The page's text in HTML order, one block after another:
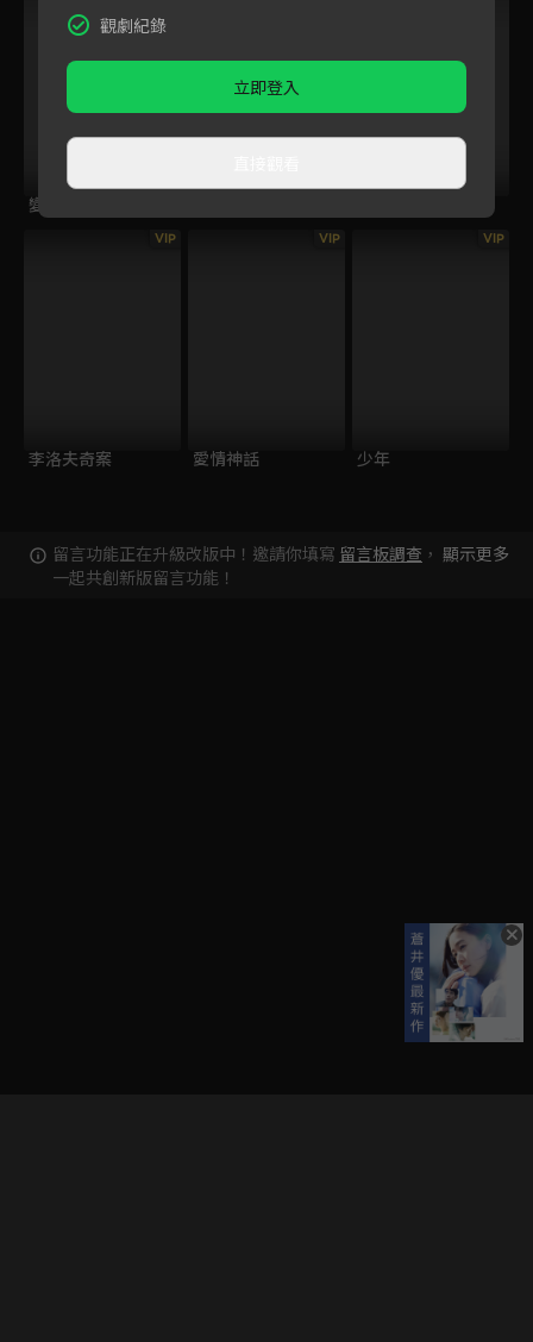
變體
VIP
李洛夫奇案
VIP
愛情神話
VIP
少年
留言功能正在升級改版中！邀請你填寫 留言板調查 ，
一起共創新版留言功能！
顯示更多
觀劇紀錄
立即登入